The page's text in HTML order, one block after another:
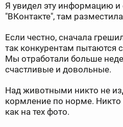
Я увидел эту информацию и
"ВКонтакте", там
Если честно, сначала
так конкурентам пытаются
Мы отработали больше
счастливые и довольные.
Над животными никто не
кормление по норме. Никто
как на тех фото.